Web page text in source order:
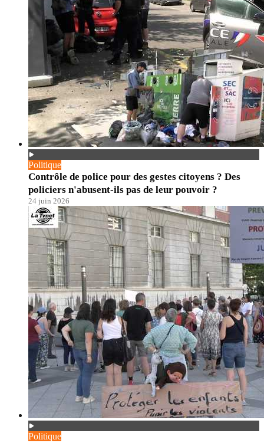
Politique
Contrôle de police pour des gestes citoyens ? Des
policiers n'abusent-ils pas de leur pouvoir ?
24 juin 2026
Politique